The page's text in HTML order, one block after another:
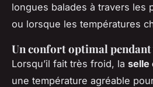
longues balades à travers les
ou lorsque les températures
Un confort optimal
Lorsqu’il fait très froid, la selle
une température agréable